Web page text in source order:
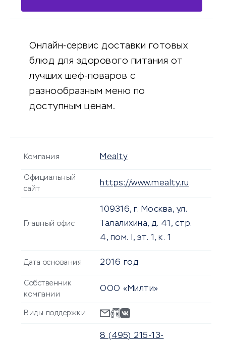
Онлайн-сервис доставки готовых
блюд для здорового питания от
лучших шеф-поваров с
разнообразным меню по
доступным ценам.
Компания Mealty
Официальный
сайт
https://www.mealty.ru
Главный офис
109316, г. Москва, ул.
Талалихина, д. 41, стр.
4, пом. I, эт. 1, к. 1
Дата основания 2016 год
Собственник
компании
ООО «Милти»
Виды поддержки
8 (495) 215-13-